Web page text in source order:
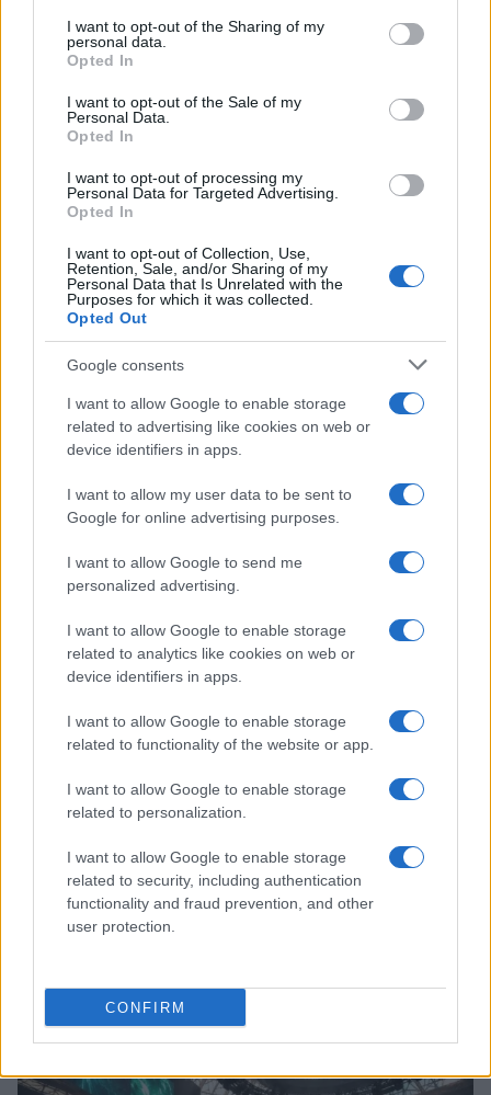
not limited to your visit or usage behaviour. You may click to
grant or deny consent to Google and its third-party tags to
use your data for below specified purposes in below Google
consent section.
I want to opt-out of the Sharing of my
personal data.
Opted In
I want to opt-out of the Sale of my
Personal Data.
Opted In
I want to opt-out of processing my
Personal Data for Targeted Advertising.
Opted In
I want to opt-out of Collection, Use,
Retention, Sale, and/or Sharing of my
Personal Data that Is Unrelated with the
Purposes for which it was collected.
Opted Out
Google consents
I want to allow Google to enable storage
related to advertising like cookies on web or
device identifiers in apps.
I want to allow my user data to be sent to
Google for online advertising purposes.
I want to allow Google to send me
personalized advertising.
I want to allow Google to enable storage
related to analytics like cookies on web or
device identifiers in apps.
I want to allow Google to enable storage
related to functionality of the website or app.
I want to allow Google to enable storage
related to personalization.
I want to allow Google to enable storage
related to security, including authentication
functionality and fraud prevention, and other
user protection.
CONFIRM
tecnico.
AUTORE
Susanna Capelli
Susanna Capelli ha raccontato una
rievocazione veronese dal loggiato di Piazza
Bra, promuovendo una linea editoriale che
valorizza la storia locale sui social.
Collaboratrice storica, possiede una
collezione di programmi teatrali degli
spettacoli veronesi come particolare
Continua a leggere
Francesca Lombardi · 6 Ago 2026